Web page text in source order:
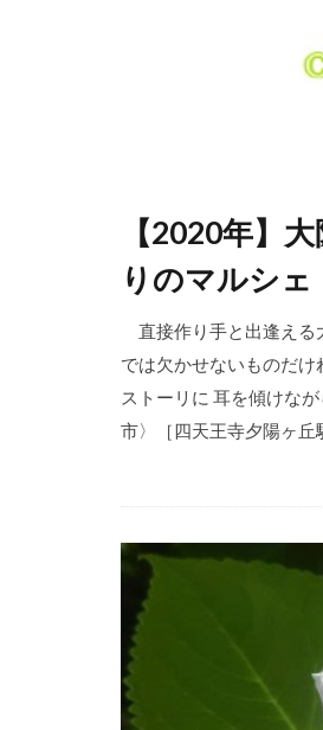
【2020年】
りのマルシ
直接作り手と出逢える
では欠かせないものだ
ストーリに 耳を傾けな
市〉［四天王寺夕陽ヶ